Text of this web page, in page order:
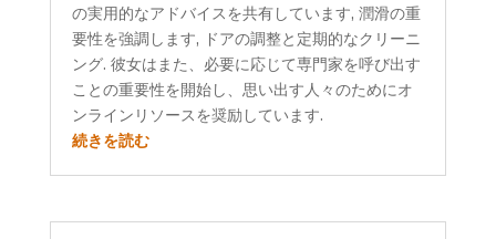
の実用的なアドバイスを共有しています, 潤滑の重
要性を強調します, ドアの調整と定期的なクリーニ
ング. 彼女はまた、必要に応じて専門家を呼び出す
ことの重要性を開始し、思い出す人々のためにオ
ンラインリソースを奨励しています.
続きを読む